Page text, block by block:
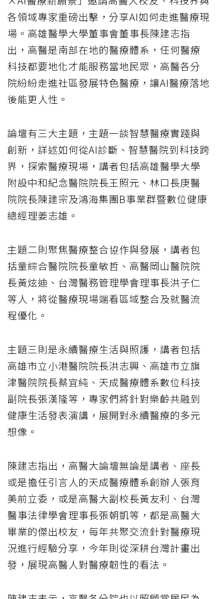
各領域專家重磅出擊，分享AI如何走進醫療現
場。高雄醫學大學董事會董事長陳建志指
出，高醫是南部在地的醫療體系，任何醫療
科技都要地化才能服務當地民眾，高醫各分
院紛紛走進社區發展特色醫療，讓AI醫療落地
後能更人性。
論壇有三大主題，主題一談智慧醫療實踐與
創新，詳述如何從AI診斷、智慧醫院到科技跨
界，探索醫療現場，講者包括高雄醫學大學
附設中和紀念醫院院長王照元、林口長庚醫
院院長陳建宗及鴻海集團B事業群暨數位健康
總經理姜志雄。
主題二則聚焦醫療整合協作與發展，講者包
括童綜合醫院院長童敏哲、高醫岡山醫院院
長黃炫迪、台灣醫務管理學會理事長洪子仁
等人，將從醫療現場端看區域整合及就醫流
程優化。
主題三則是永續醫療生活與照護，講者包括
高雄市立小港醫院院長洪志興、高雄市立旗
津醫院院長蔡宜純、天成醫療體系數位科技
副院長張漢隆等，專家們將針對樂齡共融到
健康生活發表演講，展開對永續醫療的多元
想像。
陳建志指出，高醫大論壇無論是講者、座長
或是擔任引言人的天成醫療體系創辦人張育
美前立委，或是高醫大副校長黃友利、台灣
醫事法律學會理事長張朝凱等，都是高醫大
畢業的傑出校友，每年共聚交流針對醫療現
況進行經驗分享，今年則從深耕台灣計畫出
發，展現高醫人對醫療韌性的看法。